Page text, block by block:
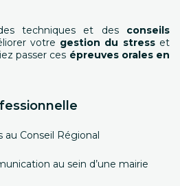
techniques et des conseils
votre gestion du stresset
passer ces épreuves orales en
au Conseil Régional
au sein d’une mairie